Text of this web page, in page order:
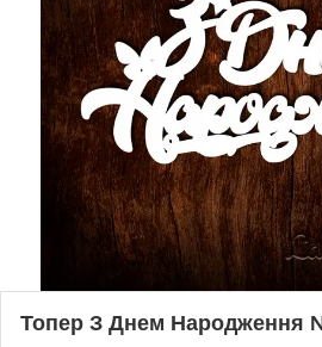
Топер З Днем Народження